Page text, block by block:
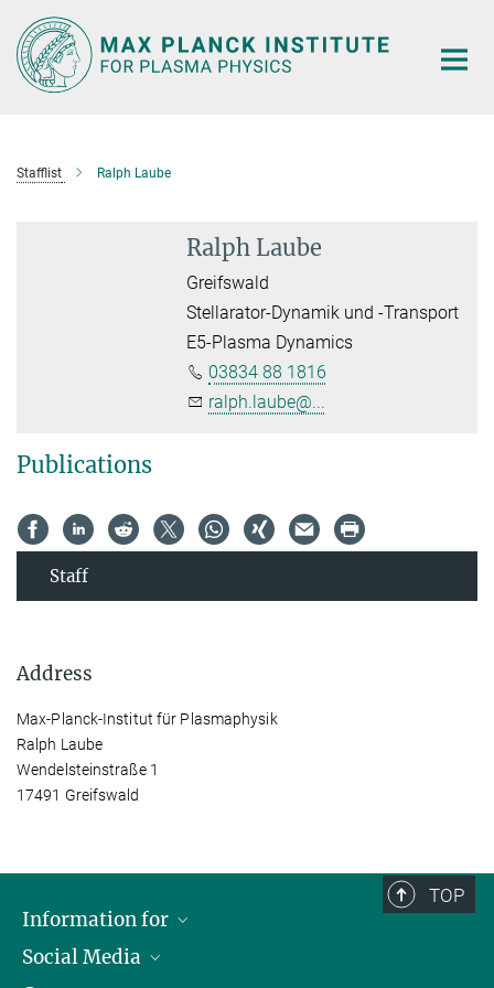
Main-
Content
Stafflist Ralph Laube
Ralph Laube
Greifswald
Stellarator-Dynamik und -Transport
E5-Plasma Dynamics
03834 88 1816
ralph.laube@...
Publications
Staff
Address
Max-Planck-Institut für Plasmaphysik
Ralph Laube
Wendelsteinstraße 1
17491 Greifswald
TOP
Information for
Journalists
Social Media